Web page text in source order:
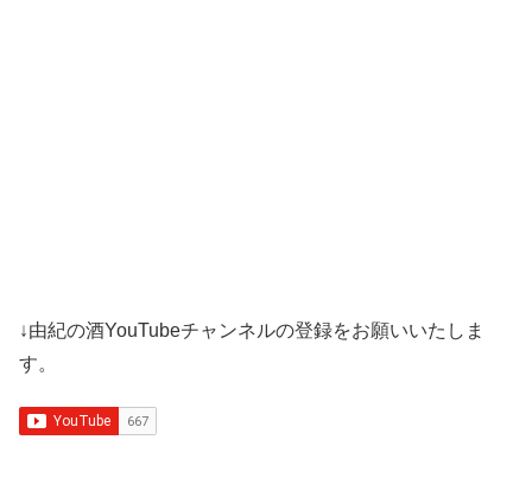
↓由紀の酒YouTubeチャンネルの登録をお願いいたしま
す。